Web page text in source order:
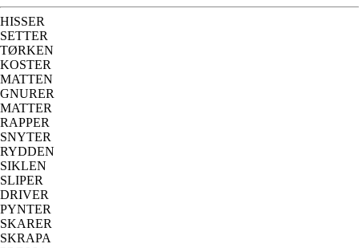
HISSER
SETTER
TØRKEN
KOSTER
MATTEN
GNURER
MATTER
RAPPER
SNYTER
RYDDEN
SIKLEN
SLIPER
DRIVER
PYNTER
SKARER
SKRAPA